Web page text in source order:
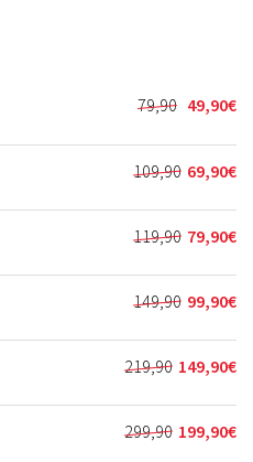
79,90
Preis
war:
79,90€
49,90€
Aktueller
Preis
ist:
49,90€.
109,90
Preis
war:
109,90€
69,90€
Aktueller
Preis
ist:
69,90€.
119,90
Preis
war:
119,90€
79,90€
Aktueller
Preis
ist:
79,90€.
149,90
Preis
war:
149,90€
99,90€
Aktueller
Preis
ist:
99,90€.
219,90
Preis
war:
219,90€
149,90€
Aktueller
Preis
ist:
149,90€.
299,90 199,90€
Aktueller